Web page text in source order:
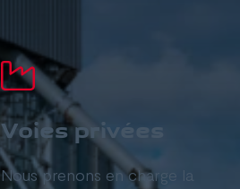
Voies privées
Nous prenons en charge la